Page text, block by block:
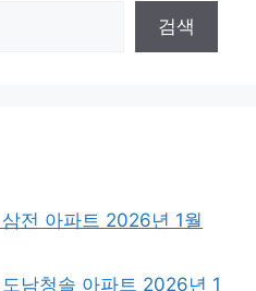
검색
전 아파트 2026년 1월
남청솔 아파트 2026년 1